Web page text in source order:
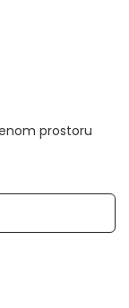
prostoru